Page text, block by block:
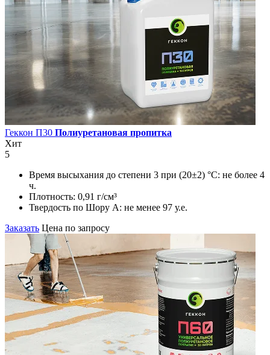
Геккон П30 Полиуретановая пропитка
Хит
5
Время высыхания до степени 3 при (20±2) °С: не более 4
ч.
Плотность: 0,91 г/см³
Твердость по Шору А: не менее 97 у.е.
Заказать Цена по запросу